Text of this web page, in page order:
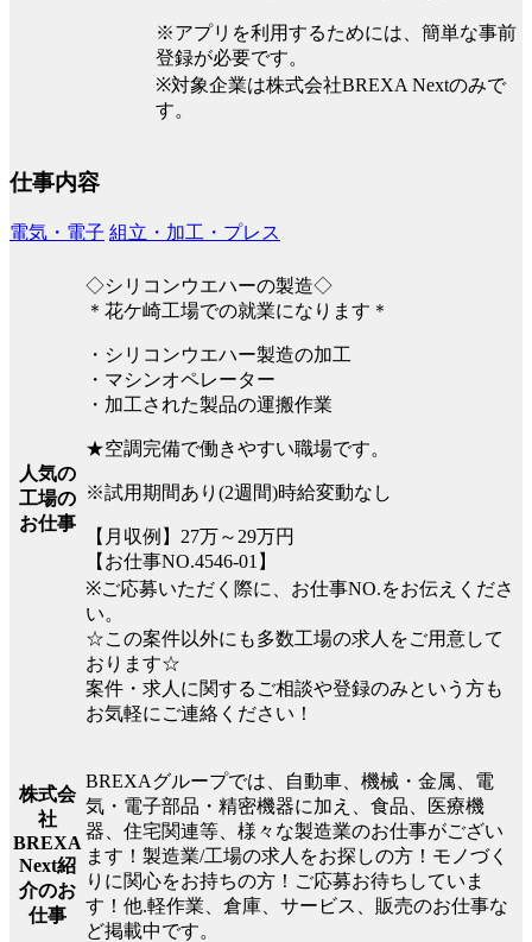
※アプリを利用するためには、簡単な事前
登録が必要です。
※対象企業は株式会社BREXA Nextのみで
す。
仕事内容
電気・電子 組立・加工・プレス
人気の
工場の
お仕事
◇シリコンウエハーの製造◇
＊花ケ崎工場での就業になります＊
・シリコンウエハー製造の加工
・マシンオペレーター
・加工された製品の運搬作業
★空調完備で働きやすい職場です。
※試用期間あり(2週間)時給変動なし
【月収例】27万～29万円
【お仕事NO.4546-01】
※ご応募いただく際に、お仕事NO.をお伝えくださ
い。
☆この案件以外にも多数工場の求人をご用意して
おります☆
案件・求人に関するご相談や登録のみという方も
お気軽にご連絡ください！
株式会
社
BREXA
Next紹
介のお
仕事
BREXAグループでは、自動車、機械・金属、電
気・電子部品・精密機器に加え、食品、医療機
器、住宅関連等、様々な製造業のお仕事がござい
ます！製造業/工場の求人をお探しの方！モノづく
りに関心をお持ちの方！ご応募お待ちしていま
す！他.軽作業、倉庫、サービス、販売のお仕事な
ど掲載中です。